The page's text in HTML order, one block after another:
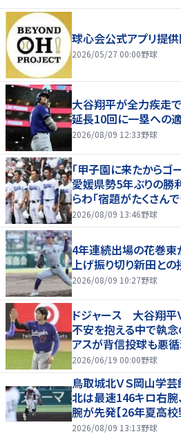
球心会公式アプリ提供
2026/05/27 00:00野球
大谷翔平が全力疾走
延長10回に一塁への
2026/08/09 12:33野球
「甲子園に来たからゴ
愛媛県勢5年ぶりの
らわ「宿題がたくさん
2026/08/09 13:46野球
4年連続出場の花巻東
上げ振り切り新田との
2026/08/09 10:27野球
ドジャース 大谷翔平
不安を抱える中で執
アスが背信投球も悪
もリード守る
2026/06/19 00:00野球
鳥取城北ＶＳ岡山学芸
北は最速146キロ右
腕が先発【26年夏高校
2026/08/09 13:13野球